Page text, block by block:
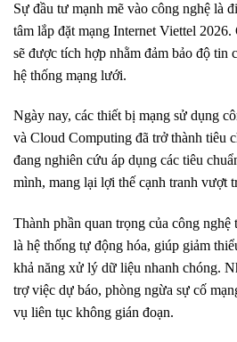
Sự đầu tư mạnh mẽ vào công nghệ là
tâm lắp đặt mạng Internet Viettel
sẽ được tích hợp nhằm đảm bảo độ tin
hệ thống mạng lưới.
Ngày nay, các thiết bị mạng sử dụng
và Cloud Computing đã trở thành tiêu
đang nghiên cứu áp dụng các tiêu
mình, mang lại lợi thế cạnh tranh vượt
Thành phần quan trọng của công nghệ
là hệ thống tự động hóa, giúp giảm
khả năng xử lý dữ liệu nhanh chóng.
trợ việc dự báo, phòng ngừa sự cố
vụ liên tục không gián đoạn.